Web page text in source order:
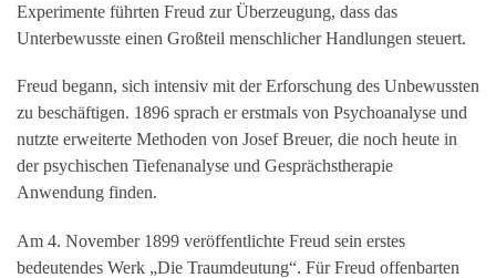
Experimente führten Freud zur Überzeugung, dass das
Unterbewusste einen Großteil menschlicher Handlungen steuert.
Freud begann, sich intensiv mit der Erforschung des Unbewussten
zu beschäftigen. 1896 sprach er erstmals von Psychoanalyse und
nutzte erweiterte Methoden von Josef Breuer, die noch heute in
der psychischen Tiefenanalyse und Gesprächstherapie
Anwendung finden.
Am 4. November 1899 veröffentlichte Freud sein erstes
bedeutendes Werk „Die Traumdeutung“. Für Freud offenbarten